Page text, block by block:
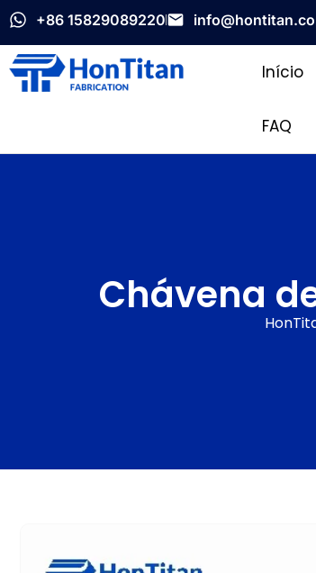
+86 15829089220
Início
FAQ
Chávena